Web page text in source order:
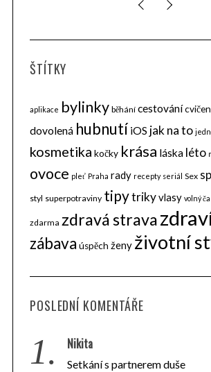
ŠTÍTKY
aplikace bylinky běhání cestování
dovolená hubnutí iOS jak na to
kosmetika kočky krása láska léto
ovoce pleť Praha rady recepty seriál Sex
styl superpotraviny tipytrikyvlasy volný
zdarma zdravá strava
zábava úspěch ženy životní
POSLEDNÍ KOMENTÁŘE
1. Nikita
Setkání s partnerem duše